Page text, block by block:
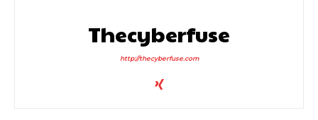
Thecyberfuse
http://thecyberfuse.com